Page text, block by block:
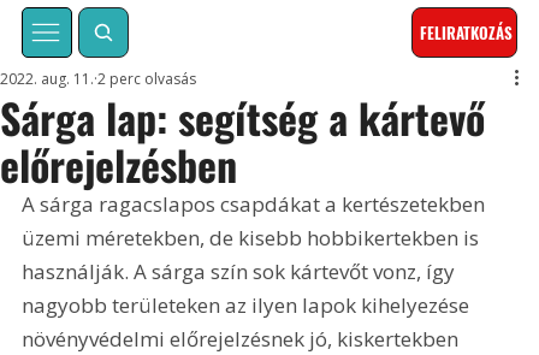
FELIRATKOZÁS
Sárga lap: segítség a kártevő
előrejelzésben
2022. aug. 11. 2 perc olvasás
A sárga ragacslapos csapdákat a kertészetekben
üzemi méretekben, de kisebb hobbikertekben is
használják. A sárga szín sok kártevőt vonz, így
nagyobb területeken az ilyen lapok kihelyezése
növényvédelmi előrejelzésnek jó, kiskertekben